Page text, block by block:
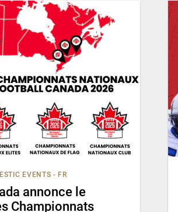
EVENTS - FR
annonce le
Championnats